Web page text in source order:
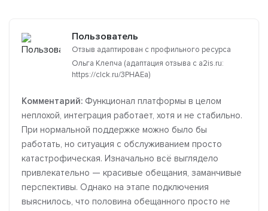
Пользователь
Отзыв адаптирован с профильного ресурса
Ольга Клепча (адаптация отзыва с a2is.ru:
https://clck.ru/3PHAEa)
Комментарий: Функционал платформы в целом
неплохой, интеграция работает, хотя и не стабильно.
При нормальной поддержке можно было бы
работать, но ситуация с обслуживанием просто
катастрофическая. Изначально всё выглядело
привлекательно — красивые обещания, заманчивые
перспективы. Однако на этапе подключения
выяснилось, что половина обещанного просто не